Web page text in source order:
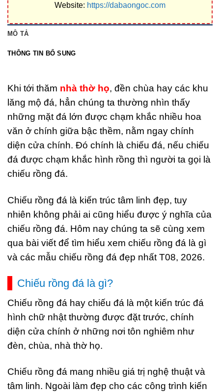
Website: https://dabaongoc.com
MÔ TẢ
THÔNG TIN BỔ SUNG
Khi tới thăm nhà thờ họ, đền chùa hay các khu
lăng mộ đá, hẳn chúng ta thường nhìn thấy
những mặt đá lớn được chạm khắc nhiều hoa
văn ở chính giữa bậc thềm, nằm ngay chính
diện cửa chính. Đó chính là chiếu đá, nếu chiếu
đá được chạm khắc hình rồng thì người ta gọi là
chiếu rồng đá.
Chiếu rồng đá là kiến trúc tâm linh đẹp, tuy
nhiên không phải ai cũng hiểu được ý nghĩa của
chiếu rồng đá. Hôm nay chúng ta sẽ cùng xem
qua bài viết để tìm hiểu xem chiếu rồng đá là gì
và các mẫu chiếu rồng đá đẹp nhất T08, 2026.
Chiếu rồng đá là gì?
Chiếu rồng đá hay chiếu đá là một kiến trúc đá
hình chữ nhật thường được đặt trước, chính
diện cửa chính ở những nơi tôn nghiêm như
đèn, chùa, nhà thờ họ.
Chiếu rồng đá mang nhiều giá trị nghệ thuật và
tâm linh. Ngoài làm đẹp cho các công trình kiến